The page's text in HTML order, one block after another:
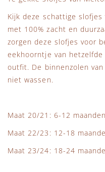
Kijk deze schattige
met 100% zacht en
zorgen deze slofjes voor
eekhoorntje van
outfit. De binnenzolen
niet wassen.
Maat 20/21: 6-12 maanden
Maat 22/23: 12-18
Maat 23/24: 18-24